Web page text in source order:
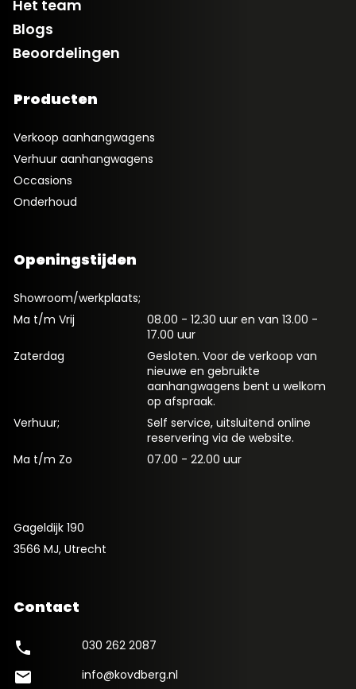
Het team
Blogs
Beoordelingen
Producten
Verkoop aanhangwagens
Verhuur aanhangwagens
Occasions
Onderhoud
Openingstijden
Showroom/werkplaats;
Ma t/m Vrij
08.00 - 12.30 uur en van 13.00 -
17.00 uur
Zaterdag
Gesloten. Voor de verkoop van
nieuwe en gebruikte
aanhangwagens bent u welkom
op afspraak.
Verhuur;
Self service, uitsluitend online
reservering via de website.
Ma t/m Zo
07.00 - 22.00 uur
Gageldijk 190
3566 MJ, Utrecht
Contact
phone 030 262 2087
mail info@kovdberg.nl